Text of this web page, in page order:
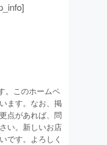
。このホームペ
ます。なお、掲
点があれば、問
い。新しいお店
です。よろしく